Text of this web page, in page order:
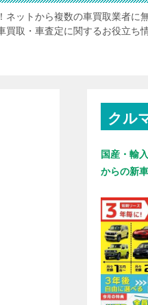
ネットから複数の車買取業者に
買取・車査定に関するお役立ち
クル
国産・輸
からの新